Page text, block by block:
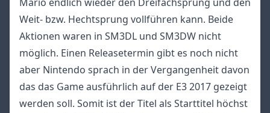
Weit- bzw. Hechtsprung vollführen kann. Beide
Aktionen waren in SM3DL und SM3DW nicht
möglich. Einen Releasetermin gibt es noch nicht
aber Nintendo sprach in der Vergangenheit davon
das das Game ausführlich auf der E3 2017 gezeigt
werden soll. Somit ist der Titel als Starttitel höchst